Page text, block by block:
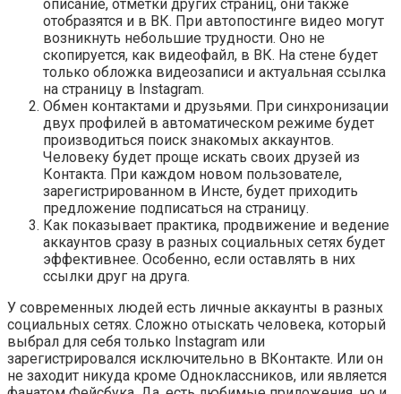
описание, отметки других страниц, они также
отобразятся и в ВК. При автопостинге видео могут
возникнуть небольшие трудности. Оно не
скопируется, как видеофайл, в ВК. На стене будет
только обложка видеозаписи и актуальная ссылка
на страницу в Instagram.
Обмен контактами и друзьями. При синхронизации
двух профилей в автоматическом режиме будет
производиться поиск знакомых аккаунтов.
Человеку будет проще искать своих друзей из
Контакта. При каждом новом пользователе,
зарегистрированном в Инсте, будет приходить
предложение подписаться на страницу.
Как показывает практика, продвижение и ведение
аккаунтов сразу в разных социальных сетях будет
эффективнее. Особенно, если оставлять в них
ссылки друг на друга.
У современных людей есть личные аккаунты в разных
социальных сетях. Сложно отыскать человека, который
выбрал для себя только Instagram или
зарегистрировался исключительно в ВКонтакте. Или он
не заходит никуда кроме Одноклассников, или является